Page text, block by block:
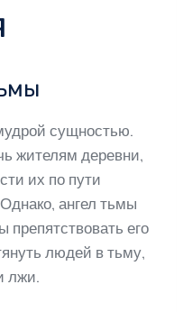
сущностью.
жителям деревни,
их по пути
ангел тьмы
препятствовать его
людей в тьму,
лжи.